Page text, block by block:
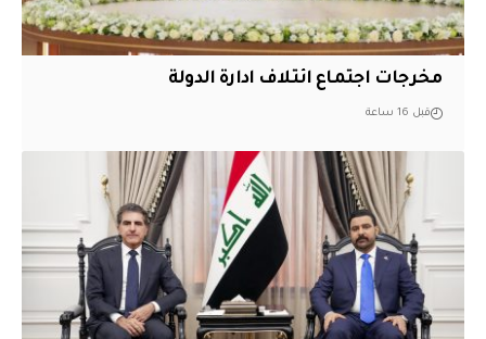
مخرجات اجتماع ائتلاف ادارة الدولة
قبل 16 ساعة